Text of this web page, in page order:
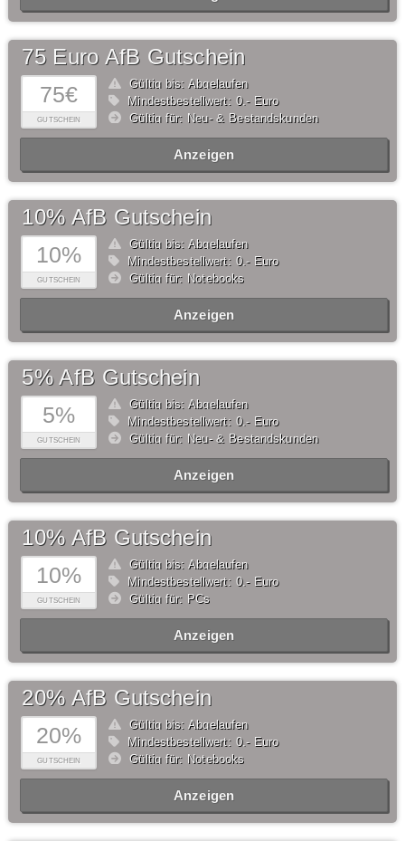
75€
GUTSCHEIN
75 Euro AfB Gutschein
Gültig bis: Abgelaufen
Mindestbestellwert: 0,- Euro
Gültig für: Neu- & Bestandskunden
Anzeigen
10%
GUTSCHEIN
10% AfB Gutschein
Gültig bis: Abgelaufen
Mindestbestellwert: 0,- Euro
Gültig für: Notebooks
Anzeigen
5%
GUTSCHEIN
5% AfB Gutschein
Gültig bis: Abgelaufen
Mindestbestellwert: 0,- Euro
Gültig für: Neu- & Bestandskunden
Anzeigen
10%
GUTSCHEIN
10% AfB Gutschein
Gültig bis: Abgelaufen
Mindestbestellwert: 0,- Euro
Gültig für: PCs
Anzeigen
20%
GUTSCHEIN
20% AfB Gutschein
Gültig bis: Abgelaufen
Mindestbestellwert: 0,- Euro
Gültig für: Notebooks
Anzeigen